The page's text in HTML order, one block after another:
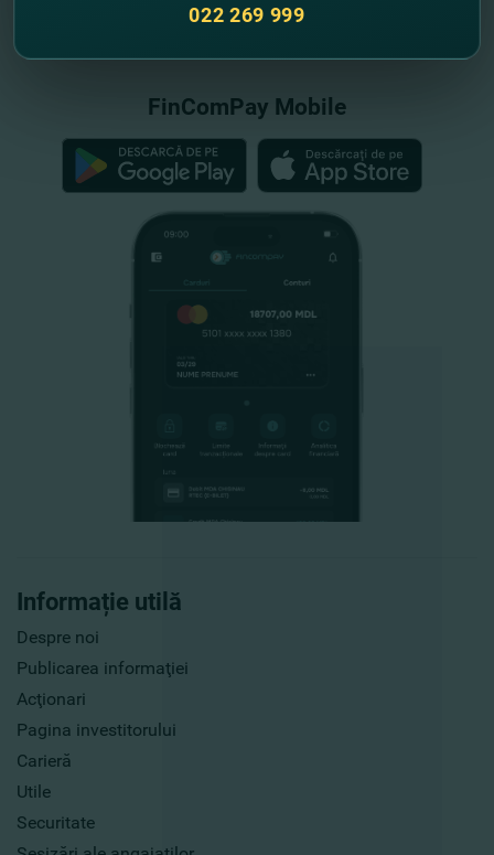
Informație utilă
Despre noi
Publicarea informaţiei
Acţionari
Pagina investitorului
Carieră
Utile
Securitate
"FinComBank" S.A. este membră a
FinComPay Mobile
022 269 999